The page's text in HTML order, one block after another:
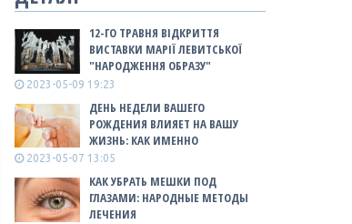
12-ГО ТРАВНЯ ВІДКРИТТЯ
ВИСТАВКИ МАРІЇ ЛЕВИТСЬКОЇ
"НАРОДЖЕННЯ ОБРАЗУ"
2023-05-09 19:23
ДЕНЬ НЕДЕЛИ ВАШЕГО
РОЖДЕНИЯ ВЛИЯЕТ НА ВАШУ
ЖИЗНЬ: КАК ИМЕННО
2023-05-07 13:05
КАК УБРАТЬ МЕШКИ ПОД
ГЛАЗАМИ: НАРОДНЫЕ МЕТОДЫ
ЛЕЧЕНИЯ